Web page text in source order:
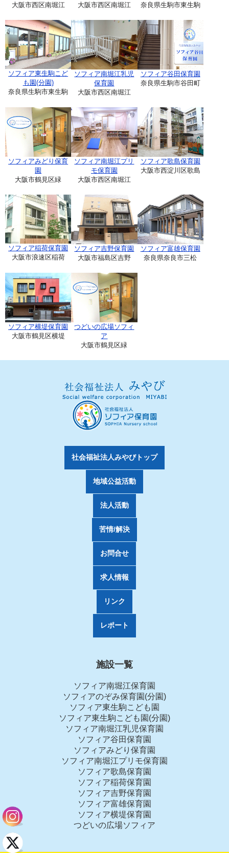
大阪市西区南堀江
大阪市西区南堀江
奈良県生駒市東生駒
ソフィア東生駒こど
も園(分園)
奈良県生駒市東生駒
ソフィア南堀江乳児
保育園
大阪市西区南堀江
ソフィア谷田保育園
奈良県生駒市谷田町
ソフィアみどり保育
園
大阪市鶴見区緑
ソフィア南堀江プリ
モ保育園
大阪市西区南堀江
ソフィア歌島保育園
大阪市西淀川区歌島
ソフィア稲荷保育園
大阪市浪速区稲荷
ソフィア吉野保育園
大阪市福島区吉野
ソフィア富雄保育園
奈良県奈良市三松
ソフィア横堤保育園
大阪市鶴見区横堤
つどいの広場ソフィ
ア
大阪市鶴見区緑
社会福祉法人みやびトップ
地域公益活動
法人活動
苦情/解決
お問合せ
求人情報
リンク
レポート
施設一覧
ソフィア南堀江保育園
ソフィアのぞみ保育園(分園)
ソフィア東生駒こども園
ソフィア東生駒こども園(分園)
ソフィア南堀江乳児保育園
ソフィア谷田保育園
ソフィアみどり保育園
ソフィア南堀江プリモ保育園
ソフィア歌島保育園
ソフィア稲荷保育園
ソフィア吉野保育園
ソフィア富雄保育園
ソフィア横堤保育園
つどいの広場ソフィア